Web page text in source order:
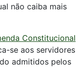
não caiba mais
Constitucional
se aos servidores
admitidos pelos